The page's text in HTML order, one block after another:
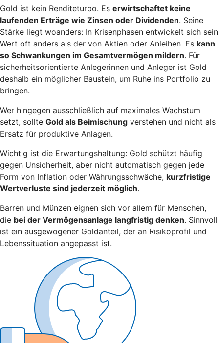
Gold ist kein Renditeturbo. Es erwirtschaftet keine
laufenden Erträge wie Zinsen oder Dividenden. Seine
Stärke liegt woanders: In Krisenphasen entwickelt sich sein
Wert oft anders als der von Aktien oder Anleihen. Es kann
so Schwankungen im Gesamtvermögen mildern. Für
sicherheitsorientierte Anlegerinnen und Anleger ist Gold
deshalb ein möglicher Baustein, um Ruhe ins Portfolio zu
bringen.
Wer hingegen ausschließlich auf maximales Wachstum
setzt, sollte Gold als Beimischung verstehen und nicht als
Ersatz für produktive Anlagen.
Wichtig ist die Erwartungshaltung: Gold schützt häufig
gegen Unsicherheit, aber nicht automatisch gegen jede
Form von Inflation oder Währungsschwäche, kurzfristige
Wertverluste sind jederzeit möglich.
Barren und Münzen eignen sich vor allem für Menschen,
die bei der Vermögensanlage langfristig denken. Sinnvoll
ist ein ausgewogener Goldanteil, der an Risikoprofil und
Lebenssituation angepasst ist.